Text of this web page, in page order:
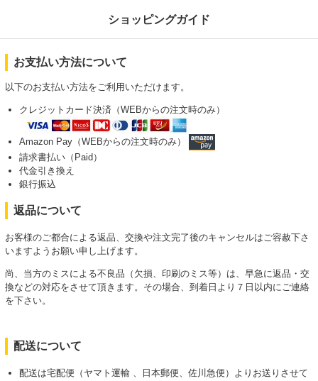
ショッピングガイド
お支払い方法について
以下のお支払い方法をご利用いただけます。
クレジットカード決済（WEBからの注文時のみ）
Amazon Pay（WEBからの注文時のみ）
請求書払い（Paid）
代金引き換え
銀行振込
返品について
お客様のご都合による返品、交換や注文完了後のキャンセルはご容赦下さ
いますようお願い申し上げます。
尚、当方のミスによる不良品（欠損、印刷のミス等）は、早急に返品・交
換などの対応をさせて頂きます。その場合、到着日より７日以内にご連絡
を下さい。
配送について
配送は宅配便（ヤマト運輸 、日本郵便、佐川急便）よりお送りさせて